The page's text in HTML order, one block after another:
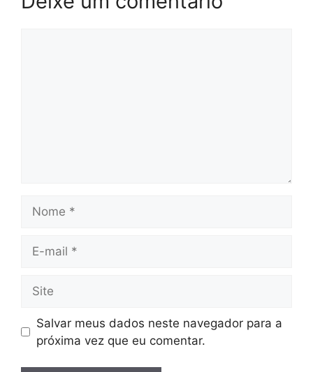
mail
Salvar meus dados neste navegador para a
próxima vez que eu comentar.